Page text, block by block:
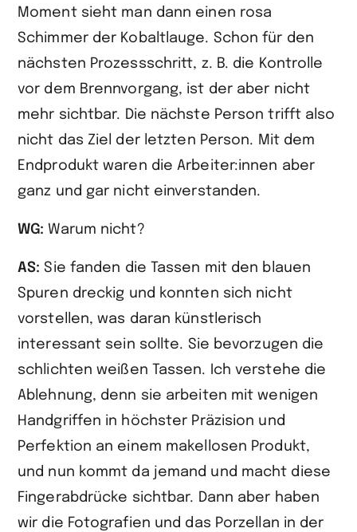
Moment sieht man dann einen rosa
Schimmer der Kobaltlauge. Schon für den
nächsten Prozessschritt, z. B. die Kontrolle
vor dem Brennvorgang, ist der aber nicht
mehr sichtbar. Die nächste Person trifft also
nicht das Ziel der letzten Person. Mit dem
Endprodukt waren die Arbeiter:innen aber
ganz und gar nicht einverstanden.
WG: Warum nicht?
AS: Sie fanden die Tassen mit den blauen
Spuren dreckig und konnten sich nicht
vorstellen, was daran künstlerisch
interessant sein sollte. Sie bevorzugen die
schlichten weißen Tassen. Ich verstehe die
Ablehnung, denn sie arbeiten mit wenigen
Handgriffen in höchster Präzision und
Perfektion an einem makellosen Produkt,
und nun kommt da jemand und macht diese
Fingerabdrücke sichtbar. Dann aber haben
wir die Fotografien und das Porzellan in der